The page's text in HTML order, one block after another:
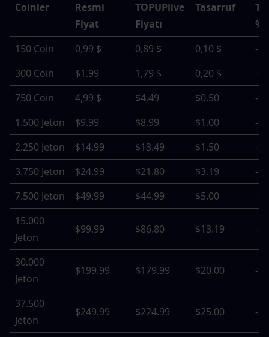
Coinler
Resmi
Fiyat
TOPUPlive
Fiyatı
Tasarruf
%
150 Coin
0,99 $ 0,89 $ 0,10 $
-
300 Coin
$1.99 1,79 $ 0,20 $
-
750 Coin
4,99 $ $4.49 $0.50
-
1.500 Jeton
$9.99 $8.99 $1.00
-
2.250 Jeton
$14.99 $13.49 $1.50
-
3.750 Jeton
$24.99 $21.80 $3.19
-
7.500 Jeton
$49.99 $44.99 $5.00
-
15.000
Jeton
$99.99 $86.80 $13.19 -
30.000
Jeton
$199.99 $179.99 $20.00 -
37.500
Jeton
$249.99 $224.99 $25.00 -